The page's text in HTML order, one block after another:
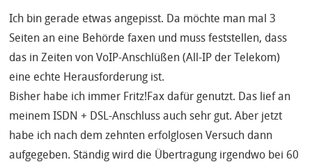
Ich bin gerade etwas angepisst. Da möchte man mal 3
Seiten an eine Behörde faxen und muss feststellen, dass
das in Zeiten von VoIP-Anschlüßen (All-IP der Telekom)
eine echte Herausforderung ist.
Bisher habe ich immer Fritz!Fax dafür genutzt. Das lief an
meinem ISDN + DSL-Anschluss auch sehr gut. Aber jetzt
habe ich nach dem zehnten erfolglosen Versuch dann
aufgegeben. Ständig wird die Übertragung irgendwo bei 60